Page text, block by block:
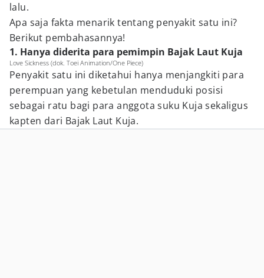
lalu.
Apa saja fakta menarik tentang penyakit satu ini?
Berikut pembahasannya!
1. Hanya diderita para pemimpin Bajak Laut Kuja
Love Sickness (dok. Toei Animation/One Piece)
Penyakit satu ini diketahui hanya menjangkiti para
perempuan yang kebetulan menduduki posisi
sebagai ratu bagi para anggota suku Kuja sekaligus
kapten dari Bajak Laut Kuja.